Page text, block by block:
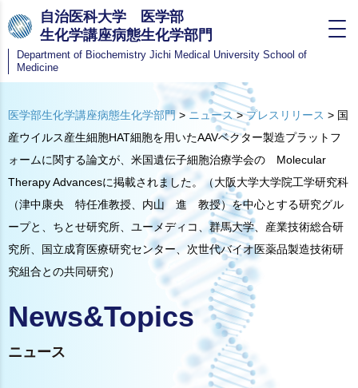
自治医科大学 医学部
生化学講座病態生化学部門
Department of Biochemistry Jichi Medical University School of
Medicine
医学部生化学講座病態生化学部門> ニュース>プレスリリース > 国
産ウイルス産生細胞HAT細胞を用いたAAVベクター製造プラットフ
ォームに関する論文が、米国遺伝子細胞治療学会の Molecular
Therapy Advancesに掲載されました。（大阪大学大学院工学研究科
（津中康央 特任准教授、内山 進 教授）を中心とする研究グル
ープと、ちとせ研究所、ユーメディコ、群馬大学、産業技術総合研
究所、国立成育医療研究センター、次世代バイオ医薬品製造技術研
究組合との共同研究）
News&Topics
ニュース